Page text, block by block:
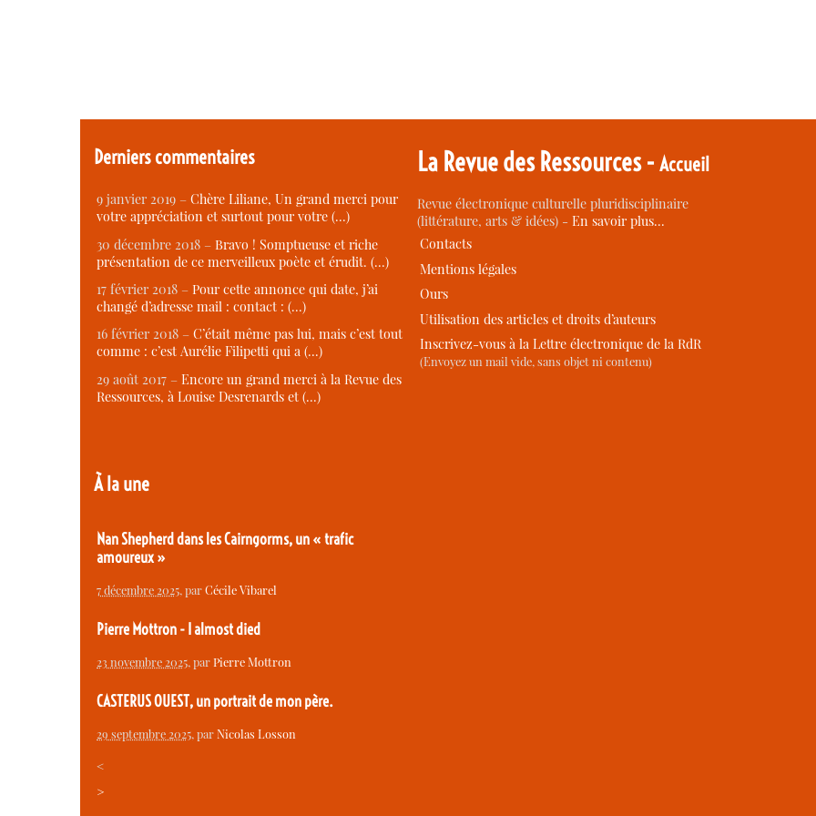
Derniers commentaires
9 janvier 2019 – Chère Liliane, Un grand merci pour
votre appréciation et surtout pour votre (…)
30 décembre 2018 – Bravo ! Somptueuse et riche
présentation de ce merveilleux poète et érudit. (…)
17 février 2018 – Pour cette annonce qui date, j’ai
changé d’adresse mail : contact : (…)
16 février 2018 – C’était même pas lui, mais c’est tout
comme : c’est Aurélie Filipetti qui a (…)
29 août 2017 – Encore un grand merci à la Revue des
Ressources, à Louise Desrenards et (…)
À la une
Nan Shepherd dans les Cairngorms, un « trafic
amoureux »
7 décembre 2025, parCécile Vibarel
Pierre Mottron - I almost died
23 novembre 2025, parPierre Mottron
CASTERUS OUEST, un portrait de mon père.
29 septembre 2025, parNicolas Losson
<
>
La Revue des Ressources -Accueil
Revue électronique culturelle pluridisciplinaire
(littérature, arts & idées) -En savoir plus…
Contacts
Mentions légales
Ours
Utilisation des articles et droits d’auteurs
Inscrivez-vous à la Lettre électronique de la RdR
(Envoyez un mail vide, sans objet ni contenu)